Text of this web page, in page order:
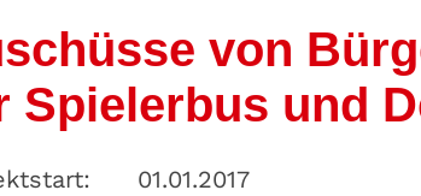
von
Spielerbus und
01.01.2017